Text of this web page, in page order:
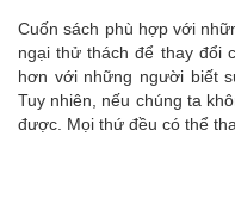
Cuốn sách phù hợp với
ngại thử thách để thay đổi
hơn với những người biết
Tuy nhiên, nếu chúng ta
được. Mọi thứ đều có thể